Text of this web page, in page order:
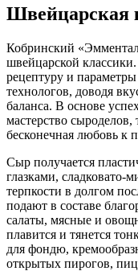
Швейцарская
Кобринский
швейцарской классики.
рецептуру и
технологов, доводя
баланса. В основе
мастерство сыроделов,
бесконечная любовь к
Сыр получается
глазками,
терпкости в долгом
подают в составе
салаты, мясные и
плавится и тянется
для фондю,
открытых пирогов,